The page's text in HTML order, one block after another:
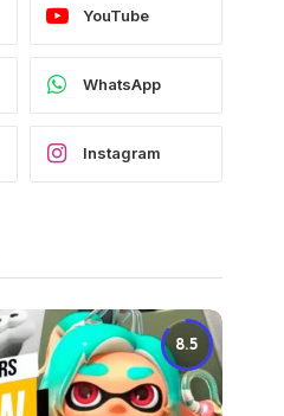
YouTube
WhatsApp
Instagram
8.5